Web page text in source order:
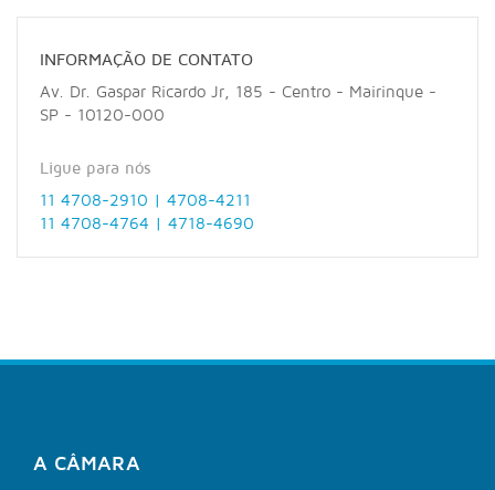
INFORMAÇÃO DE CONTATO
Av. Dr. Gaspar Ricardo Jr, 185 - Centro - Mairinque -
SP - 10120-000
Ligue para nós
11 4708-2910 | 4708-4211
11 4708-4764 | 4718-4690
A CÂMARA